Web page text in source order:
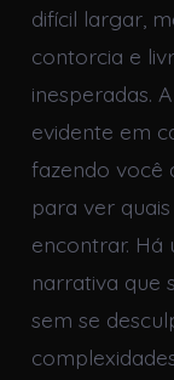
difícil largar,
contorcia e
inesperadas.
evidente em
fazendo você
para ver
encontrar. Há
narrativa que
sem se